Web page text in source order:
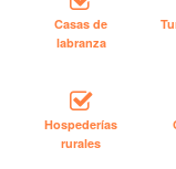
Casas de
labranza
Hospederías
rurales